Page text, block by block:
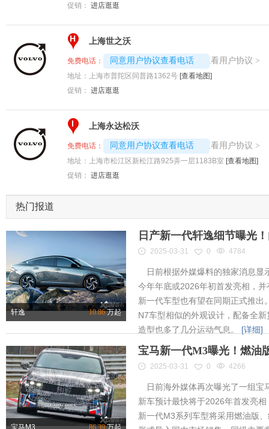
促销： 进店逛逛
H 上海世之沃
免费电话： 同意用户协议查看电话
4008192707-4698 查看用户协议 >
地址： 上海市普陀区同普路1362号 [查看地图]
促销： 进店逛逛
I 上海永达松沃
免费电话： 同意用户协议查看电话
4008192707-5740 查看用户协议 >
地址： 上海市松江区新松江路925弄一层1183B室 [查看地图]
促销： 进店逛逛
热门报道
轩逸 10.86万起
日产新一代轩逸细节曝光
2025-03-31 0 4784
日前根据外媒爆料的独家消息显
今年年底或2026年初首发亮相，
新一代车型也有望在同期正式推出
N7车型相似的外观设计，配备全
造型也多了几分运动气息。 [详细]
宝马M3 86.39万起
宝马新一代M3曝光！燃油
2025-03-31 0 4266
日前海外媒体再次曝光了一组宝
新车预计最快将于2026年首发亮
新一代M3系列车型将采用燃油版